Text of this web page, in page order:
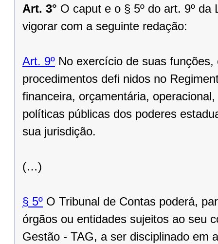
Art. 3° O caput e o § 5º do art. 9º da
vigorar com a seguinte redação:
Art. 9º No exercício de suas
procedimentos defi nidos no
financeira, orçamentária,
políticas públicas dos poderes
sua jurisdição.
(…)
§ 5º O Tribunal de Contas poderá,
órgãos ou entidades sujeitos ao seu
Gestão - TAG, a ser disciplinado em